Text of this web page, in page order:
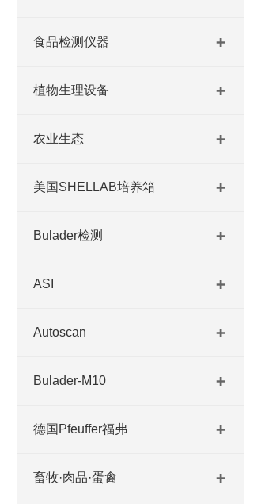
食品检测仪器
植物生理设备
农业生态
美国SHELLAB培养箱
Bulader检测
ASI
Autoscan
Bulader-M10
德国Pfeuffer福弗
畜牧·肉品·蛋禽